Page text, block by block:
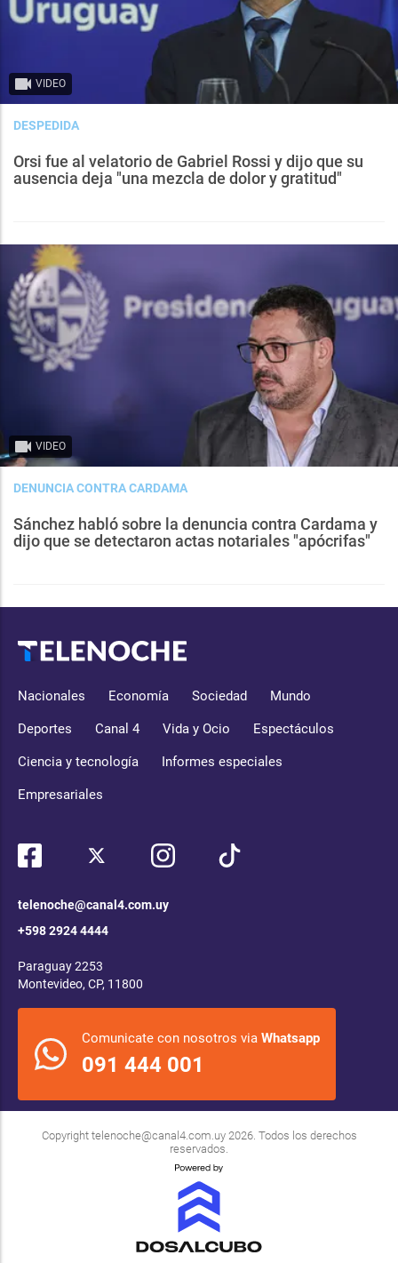
VIDEO
DESPEDIDA
Orsi fue al velatorio de Gabriel Rossi y dijo que su
ausencia deja "una mezcla de dolor y gratitud"
VIDEO
DENUNCIA CONTRA CARDAMA
Sánchez habló sobre la denuncia contra Cardama y
dijo que se detectaron actas notariales "apócrifas"
Nacionales Economía Sociedad Mundo
Deportes Canal 4 Vida y Ocio Espectáculos
Ciencia y tecnología Informes especiales
Empresariales
telenoche@canal4.com.uy
+598 2924 4444
Paraguay 2253
Montevideo, CP, 11800
Comunicate con nosotros via Whatsapp
091 444 001
Copyright telenoche@canal4.com.uy2026. Todos los derechos
reservados.